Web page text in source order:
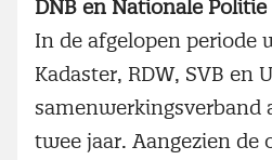
DNB en Nationale Politie
In de afgelopen periode
Kadaster, RDW, SVB en
samenwerkingsverband
twee jaar. Aangezien de